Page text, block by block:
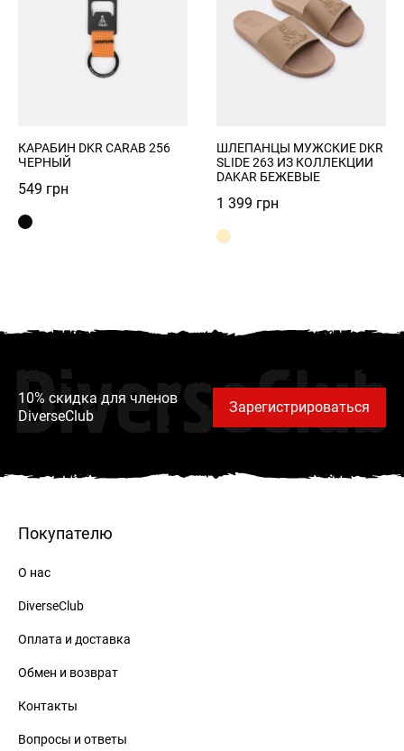
КАРАБИН DKR CARAB 256
ЧЕРНЫЙ
549 грн
ШЛЕПАНЦЫ МУЖСКИЕ DKR
SLIDE 263 ИЗ КОЛЛЕКЦИИ
DAKAR БЕЖЕВЫЕ
1 399 грн
10% скидка для членов
DiverseClub
DiverseClub
Зарегистрироваться
Покупателю
О нас
DiverseClub
Оплата и доставка
Обмен и возврат
Контакты
Вопросы и ответы